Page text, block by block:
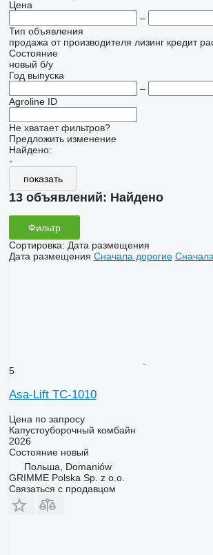
Цена
–
Тип объявления
продажа от производителя лизинг кредит
Состояние
новый б/у
Год выпуска
–
Agroline ID
Не хватает фильтров?
Предложить изменение
Найдено:
-
показать
13 объявлений: Найдено
Фильтр
Сортировка: Дата размещения
Дата размещения Сначала дорогие
5
Asa-Lift TC-1010
Цена по запросу
Капустоуборочный комбайн
2026
Состояниеновый
Польша, Domaniów
GRIMME Polska Sp. z o.o.
Связаться с продавцом